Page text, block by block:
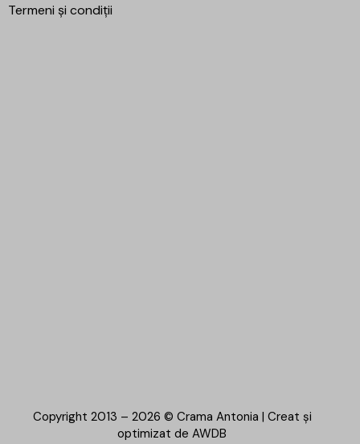
Termeni și condiții
Copyright 2013 – 2026 © Crama Antonia | Creat și
optimizat de AWDB